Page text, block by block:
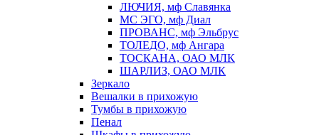
ЛЮЧИЯ, мф Славянка
МС ЭГО, мф Диал
ПРОВАНС, мф Эльбрус
ТОЛЕДО, мф Ангара
ТОСКАНА, ОАО МЛК
ШАРЛИЗ, ОАО МЛК
Зеркало
Вешалки в прихожую
Тумбы в прихожую
Пенал